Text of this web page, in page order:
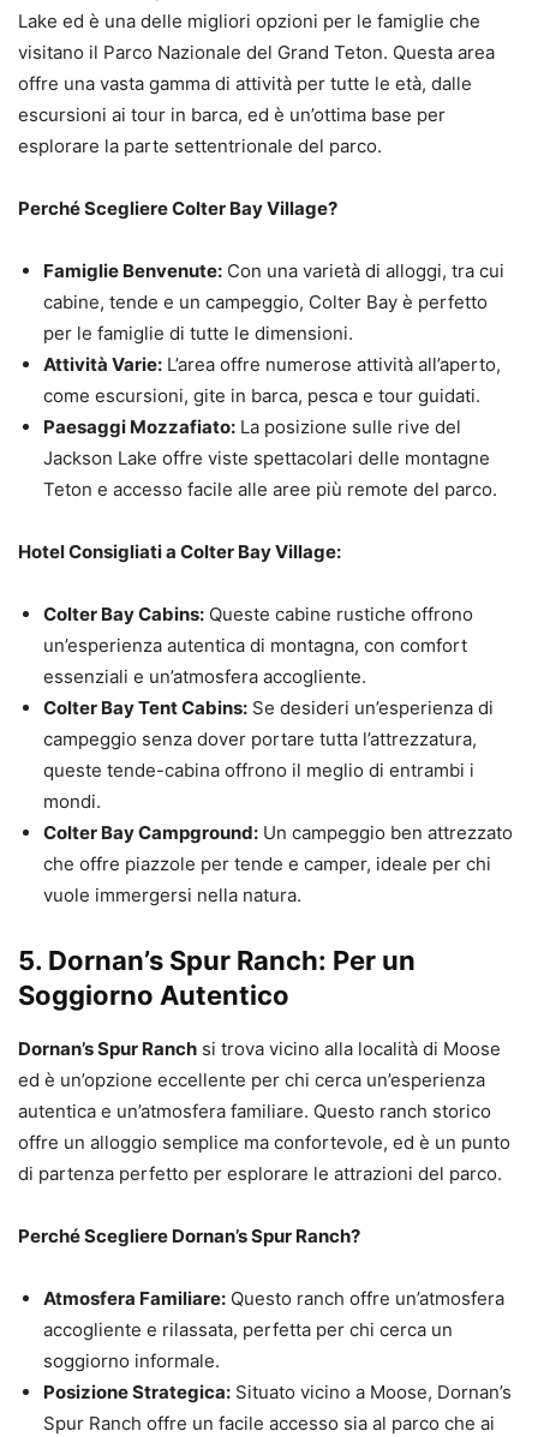
Lake ed è una delle migliori opzioni per le famiglie che
visitano il Parco Nazionale del Grand Teton. Questa area
offre una vasta gamma di attività per tutte le età, dalle
escursioni ai tour in barca, ed è un’ottima base per
esplorare la parte settentrionale del parco.
Perché Scegliere Colter Bay Village?
Famiglie Benvenute: Con una varietà di alloggi, tra cui
cabine, tende e un campeggio, Colter Bay è perfetto
per le famiglie di tutte le dimensioni.
Attività Varie: L’area offre numerose attività all’aperto,
come escursioni, gite in barca, pesca e tour guidati.
Paesaggi Mozzafiato: La posizione sulle rive del
Jackson Lake offre viste spettacolari delle montagne
Teton e accesso facile alle aree più remote del parco.
Hotel Consigliati a Colter Bay Village:
Colter Bay Cabins: Queste cabine rustiche offrono
un’esperienza autentica di montagna, con comfort
essenziali e un’atmosfera accogliente.
Colter Bay Tent Cabins: Se desideri un’esperienza di
campeggio senza dover portare tutta l’attrezzatura,
queste tende-cabina offrono il meglio di entrambi i
mondi.
Colter Bay Campground: Un campeggio ben attrezzato
che offre piazzole per tende e camper, ideale per chi
vuole immergersi nella natura.
5. Dornan’s Spur Ranch: Per un
Soggiorno Autentico
Dornan’s Spur Ranch si trova vicino alla località di Moose
ed è un’opzione eccellente per chi cerca un’esperienza
autentica e un’atmosfera familiare. Questo ranch storico
offre un alloggio semplice ma confortevole, ed è un punto
di partenza perfetto per esplorare le attrazioni del parco.
Perché Scegliere Dornan’s Spur Ranch?
Atmosfera Familiare: Questo ranch offre un’atmosfera
accogliente e rilassata, perfetta per chi cerca un
soggiorno informale.
Posizione Strategica: Situato vicino a Moose, Dornan’s
Spur Ranch offre un facile accesso sia al parco che ai